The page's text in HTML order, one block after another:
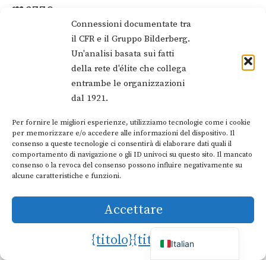
Connessioni documentate tra
il CFR e il Gruppo Bilderberg.
Un'analisi basata sui fatti
della rete d'élite che collega
entrambe le organizzazioni
dal 1921.
Per fornire le migliori esperienze, utilizziamo tecnologie come i cookie
per memorizzare e/o accedere alle informazioni del dispositivo. Il
consenso a queste tecnologie ci consentirà di elaborare dati quali il
comportamento di navigazione o gli ID univoci su questo sito. Il mancato
consenso o la revoca del consenso possono influire negativamente su
alcune caratteristiche e funzioni.
Accettare
{titolo}{titolo}
mezzo
Oltre al Comitato direttivo permanente,
circa 50-70 partecipanti a ogni riunione
sono invitati più volte nel corso della loro
carriera. Queste persone forniscono
continuità e profondità alle discussioni.
Henry Kissinger è stato l'esempio di questa
incontri dagli anni Cinquanta in poi e
offrendo una prospettiva storica sulle
relazioni transatlantiche. Tra gli altri
Italian
English
French
German
Dutch